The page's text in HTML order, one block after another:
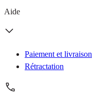
Aide
Paiement et livraison
Rétractation